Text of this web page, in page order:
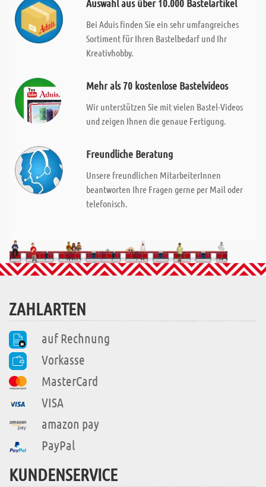
Auswahl aus über 10.000 Bastelartikel
Bei Aduis finden Sie ein sehr umfangreiches
Sortiment für Ihren Bastelbedarf und Ihr
Kreativhobby.
Mehr als 70 kostenlose Bastelvideos
Wir unterstützen Sie mit vielen Bastel-Videos
und zeigen Ihnen die genaue Fertigung.
Freundliche Beratung
Unsere freundlichen MitarbeiterInnen
beantworten Ihre Fragen gerne per Mail oder
telefonisch.
ZAHLARTEN
auf Rechnung
Vorkasse
MasterCard
VISA
amazon pay
PayPal
KUNDENSERVICE